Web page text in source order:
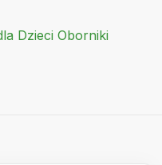
Dzieci Oborniki